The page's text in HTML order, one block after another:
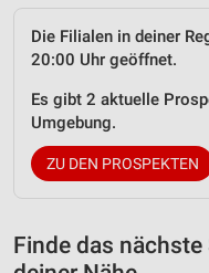
Die Filialen in deiner
20:00 Uhr geöffnet.
Es gibt 2 aktuelle
Umgebung.
ZU DEN PROSPEKTEN
Finde das